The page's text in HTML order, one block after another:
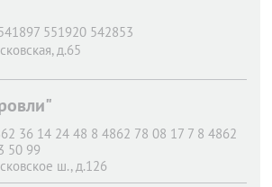
551920 542853
д.65
36 14 24 48 8 4862 78 08 17 7 8 4862
50 99
ш., д.126